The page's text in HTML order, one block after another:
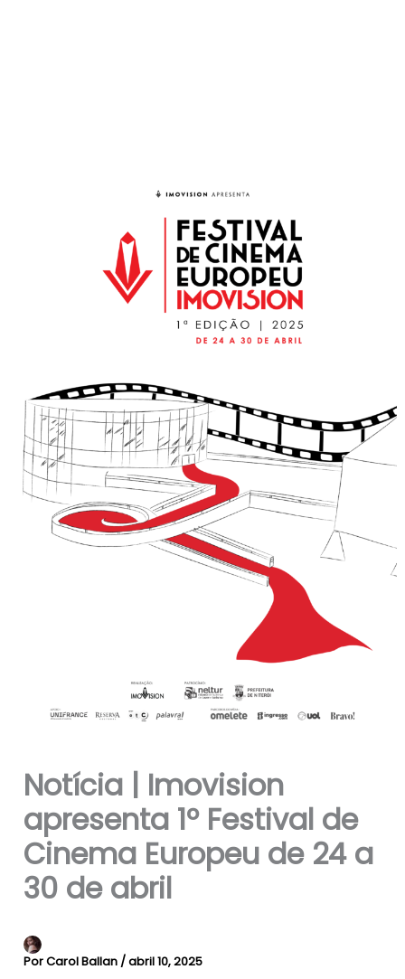
Notícia | Imovision
apresenta 1º Festival de
Cinema Europeu de 24 a
30 de abril
PorCarol Ballan /abril 10, 2025